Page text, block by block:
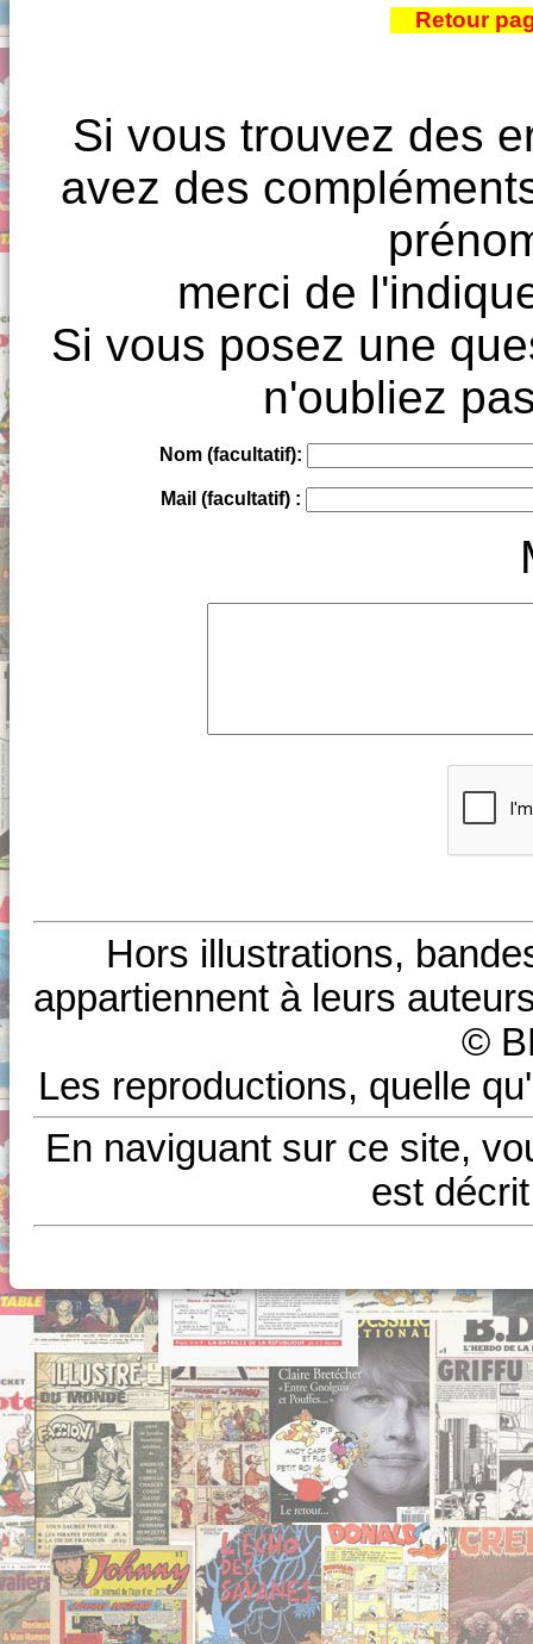
Retour
Si vous trouvez des
avez des
merci de
Si vous posez une
n'oubliez
Nom (facultatif):
Mail (facultatif) :
Hors illustrations,
appartiennent à leurs
©
Les reproductions, quelle
En naviguant sur ce site,
est